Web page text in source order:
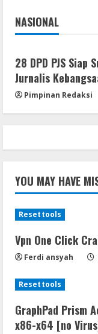
5
NASIONAL
Jakarta
28 DPD PJS Siap
Jurnalis
Pimpinan Redaksi
YOU MAY HAVE
Resettools
Vpn One Click
Ferdi ansyah
Resettools
GraphPad Prism
x86-x64 [no